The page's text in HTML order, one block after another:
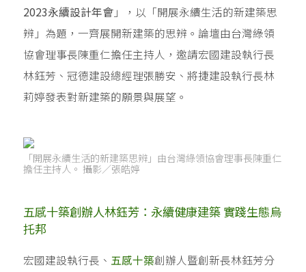
2023永續設計年會 」，以「開展永續生活的新建築思
辨」為題，一齊展開新建築的思辨。論壇由台灣綠領
協會理事長陳重仁擔任主持人，邀請宏國建設執行長
林鈺芳、冠德建設總經理張勝安、將捷建設執行長林
莉婷發表對新建築的願景與展望。
「開展永續生活的新建築思辨」由台灣綠領協會理事長陳重仁
擔任主持人。 攝影／張皓婷
五感十築創辦人林鈺芳：永續健康建築 實踐生態烏
托邦
宏國建設執行長、 五感十築創辦人暨創新長林鈺芳分